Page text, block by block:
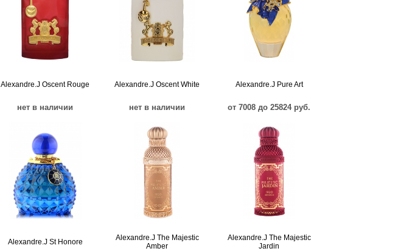
Alexandre.J Oscent Rouge
нет в наличии
Alexandre.J Oscent White
нет в наличии
Alexandre.J Pure Art
от 7008 до 25824 руб.
Alexandre.J St Honore
Alexandre.J The Majestic
Amber
Alexandre.J The Majestic
Jardin